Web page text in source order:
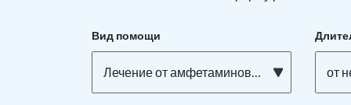
Вид помощи
Лечение от амфетаминовой зависимости от